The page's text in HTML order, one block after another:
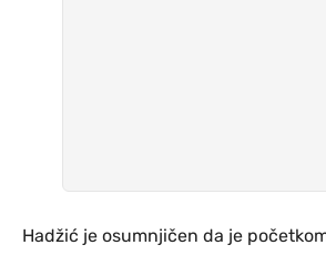
Hadžić je osumnjičen da je